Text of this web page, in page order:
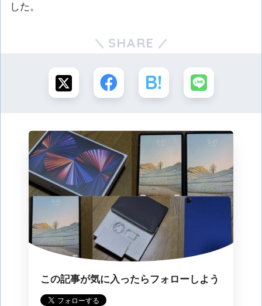
した。
SHARE
この記事が気に入ったらフォローしよう